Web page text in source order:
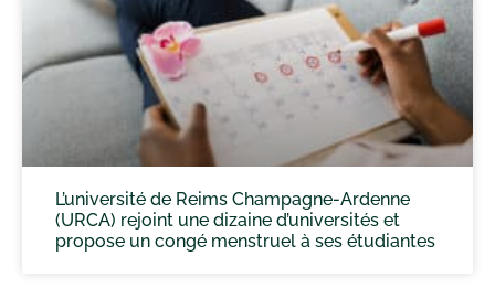
L’université de Reims Champagne-Ardenne
(URCA) rejoint une dizaine d’universités et
propose un congé menstruel à ses étudiantes